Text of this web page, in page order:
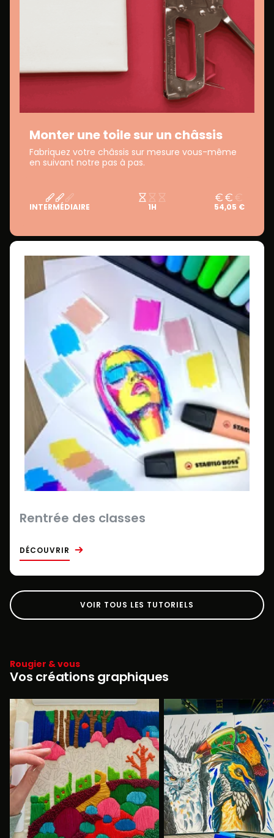
Monter une toile sur un châssis
Fabriquez votre châssis sur mesure vous-même
en suivant notre pas à pas.
INTERMÉDIAIRE 1H 54,05 €
Rentrée des classes
DÉCOUVRIR
VOIR TOUS LES TUTORIELS
Rougier & vous
Vos créations graphiques